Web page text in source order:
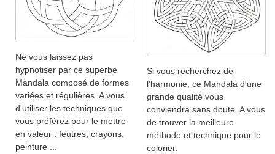
Ne vous laissez pas
hypnotiser par ce superbe
Mandala composé de formes
variées et régulières. A vous
d'utiliser les techniques que
vous préférez pour le mettre
en valeur : feutres, crayons,
peinture ...
Si vous recherchez de
l'harmonie, ce Mandala d'une
grande qualité vous
conviendra sans doute. A vous
de trouver la meilleure
méthode et technique pour le
colorier.